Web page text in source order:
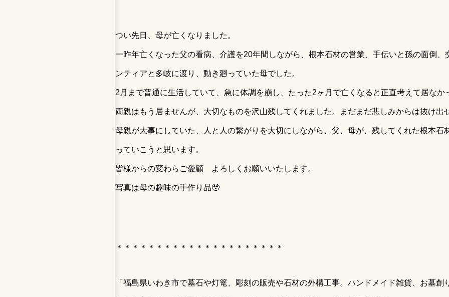
つい先日、母が亡くなりました。
一昨年亡くなった父の看病、介護を20年間しながら、根本石材の営業、手伝いと孫の面倒、
ンティアと多岐に渡り、動き廻っていた母でした。
2月まで普通に生活していて、急に体調を崩し、たった2ヶ月で亡くなると正直考えて居なか
両親はもう居ませんが、大切なものを沢山残してくれました。まだまだ悲しみからは抜け出
母親が大事にしていた、人と人の繋がりを大切にしながら、父、母が、残してくれた根本石
っていこうと思います。
皆様からの変わらご愛顧 よろしくお願いいたします。
写真は母の趣味の手作り品🥹
＊＊＊＊＊＊＊＊＊＊＊＊＊＊＊＊＊＊＊＊＊
「福島県いわき市で墓石や灯篭、彫刻の販売や石材の外構工事。ハンドメイド雑貨、お墓創